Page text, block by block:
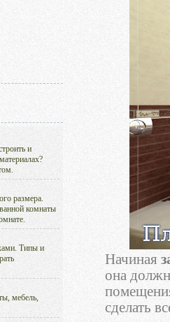
и
размера.
комнаты
Типы и
мебель,
Начиная
она
сделать